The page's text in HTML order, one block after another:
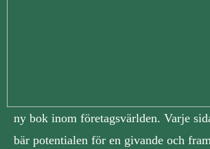
ny bok inom företagsvärlden. Varje
bär potentialen för en givande och